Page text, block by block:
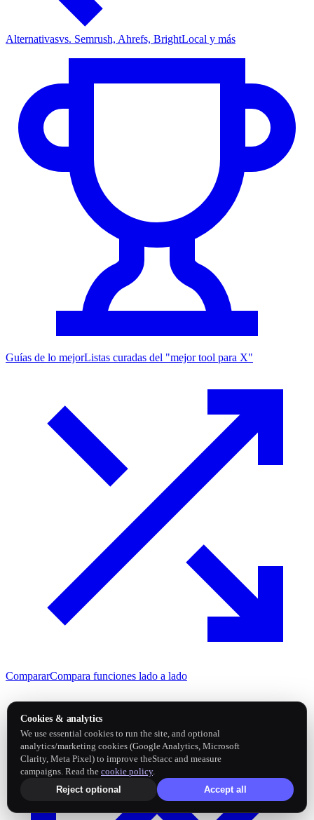
Alternativasvs. Semrush, Ahrefs, BrightLocal y más
Guías de lo mejorListas curadas del "mejor tool para X"
CompararCompara funciones lado a lado
Cookies & analytics
We use essential cookies to run the site, and optional
analytics/marketing cookies (Google Analytics, Microsoft
Clarity, Meta Pixel) to improve theStacc and measure
campaigns. Read the cookie policy.
Reject optional
Accept all